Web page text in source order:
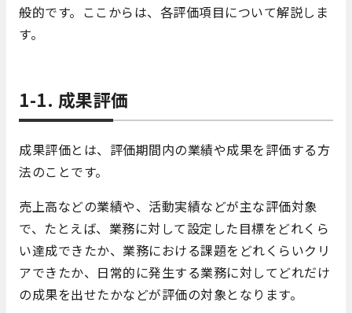
般的です。ここからは、各評価項目について解説しま
す。
1-1. 成果評価
成果評価とは、評価期間内の業績や成果を評価する方
法のことです。
売上高などの業績や、活動実績などが主な評価対象
で、たとえば、業務に対して設定した目標をどれくら
い達成できたか、業務における課題をどれくらいクリ
アできたか、日常的に発生する業務に対してどれだけ
の成果を出せたかなどが評価の対象となります。